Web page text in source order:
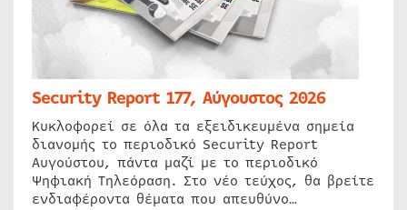
Security Report 177, Αύγουστος 2026
Κυκλοφορεί σε όλα τα εξειδικευμένα σημεία
διανομής το περιοδικό Security Report
Αυγούστου, πάντα μαζί με το περιοδικό
Ψηφιακή Τηλεόραση. Στο νέο τεύχος, θα βρείτε
ενδιαφέροντα θέματα που απευθύνο…